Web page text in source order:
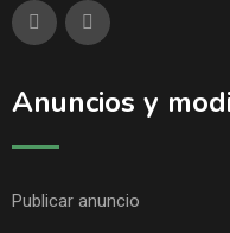
Anuncios y
Publicar anuncio